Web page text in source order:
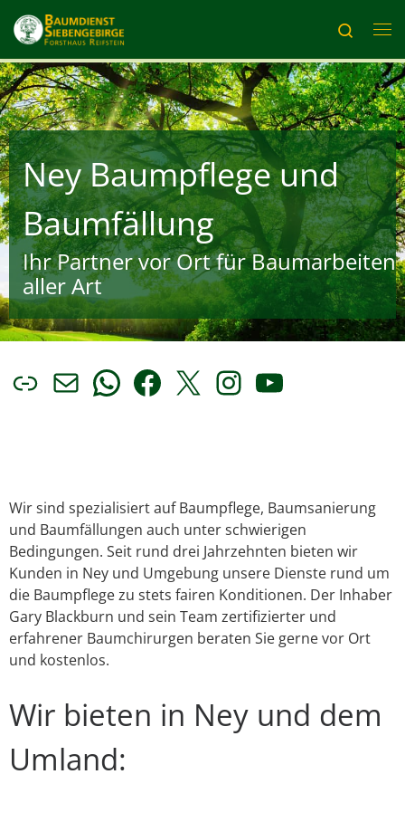
Zum Inhalt springen
Search
Ney Baumpflege und
Baumfällung
Ihr Partner vor Ort für Baumarbeiten
aller Art
LinkE-Mail
WhatsApp
Facebook
X Instagram
YouTube
Wir sind spezialisiert auf Baumpflege, Baumsanierung
und Baumfällungen auch unter schwierigen
Bedingungen. Seit rund drei Jahrzehnten bieten wir
Kunden in Ney und Umgebung unsere Dienste rund um
die Baumpflege zu stets fairen Konditionen. Der Inhaber
Gary Blackburn und sein Team zertifizierter und
erfahrener Baumchirurgen beraten Sie gerne vor Ort
und kostenlos.
Wir bieten in Ney und dem
Umland: